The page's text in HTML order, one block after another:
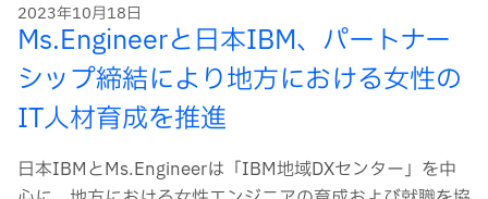
2023年10月18日
Ms.Engineerと日本IBM、パートナー
シップ締結により地方における女性の
IT人材育成を推進
日本IBMとMs.Engineerは「IBM地域DXセンター」を中